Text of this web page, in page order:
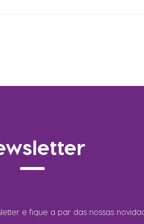
e fique a par das nossas